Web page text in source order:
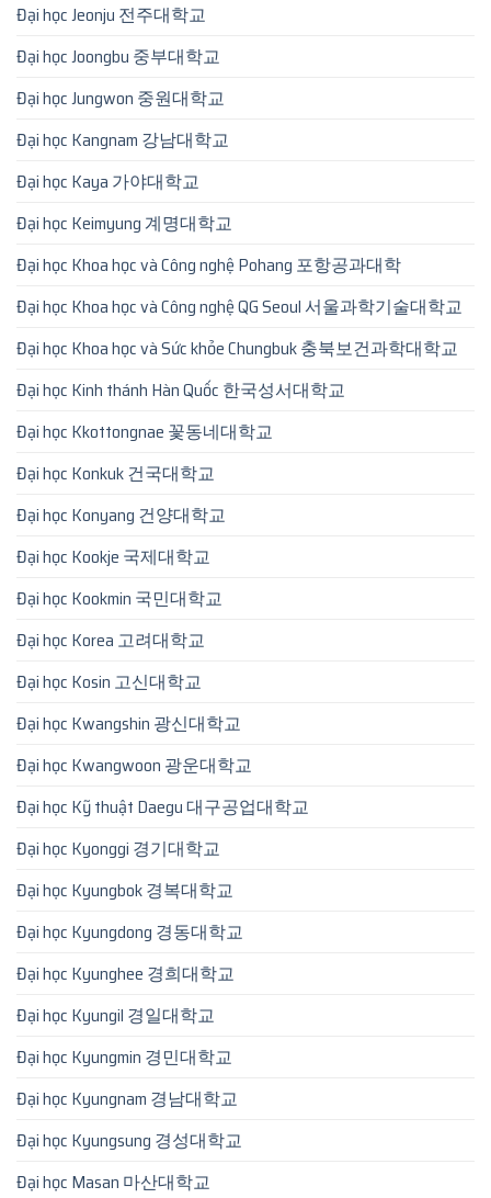
Đại học Jeonju 전주대학교
Đại học Joongbu 중부대학교
Đại học Jungwon 중원대학교
Đại học Kangnam 강남대학교
Đại học Kaya 가야대학교
Đại học Keimyung 계명대학교
Đại học Khoa học và Công nghệ Pohang 포항공과대학
Đại học Khoa học và Công nghệ QG Seoul 서울과학기술대학교
Đại học Khoa học và Sức khỏe Chungbuk 충북보건과학대학교
Đại học Kinh thánh Hàn Quốc 한국성서대학교
Đại học Kkottongnae 꽃동네대학교
Đại học Konkuk 건국대학교
Đại học Konyang 건양대학교
Đại học Kookje 국제대학교
Đại học Kookmin 국민대학교
Đại học Korea 고려대학교
Đại học Kosin 고신대학교
Đại học Kwangshin 광신대학교
Đại học Kwangwoon 광운대학교
Đại học Kỹ thuật Daegu 대구공업대학교
Đại học Kyonggi 경기대학교
Đại học Kyungbok 경복대학교
Đại học Kyungdong 경동대학교
Đại học Kyunghee 경희대학교
Đại học Kyungil 경일대학교
Đại học Kyungmin 경민대학교
Đại học Kyungnam 경남대학교
Đại học Kyungsung 경성대학교
Đại học Masan 마산대학교